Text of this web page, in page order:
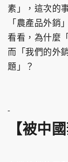
素」，這次的
「農產品外銷
看看，為什麼
而「我們的外
題」？
-
【被中